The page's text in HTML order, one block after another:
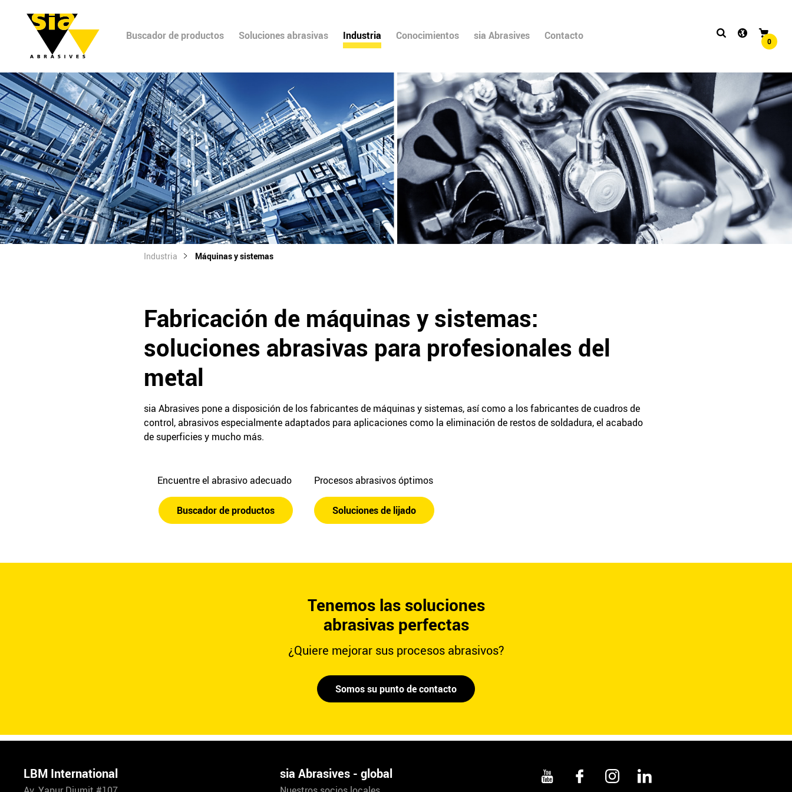
Buscador de productos Soluciones abrasivas Industria Conocimientos sia Abrasives Contacto 0
Industria Máquinas y sistemas
Fabricación de máquinas y sistemas:
soluciones abrasivas para profesionales del
metal
sia Abrasives pone a disposición de los fabricantes de máquinas y sistemas, así como a los fabricantes de cuadros de
control, abrasivos especialmente adaptados para aplicaciones como la eliminación de restos de soldadura, el acabado
de superficies y mucho más.
Encuentre el abrasivo adecuado
Buscador de productos
Procesos abrasivos óptimos
Soluciones de lijado
Tenemos las soluciones
abrasivas perfectas
¿Quiere mejorar sus procesos abrasivos?
Somos su punto de contacto
LBM International sia Abrasives - global